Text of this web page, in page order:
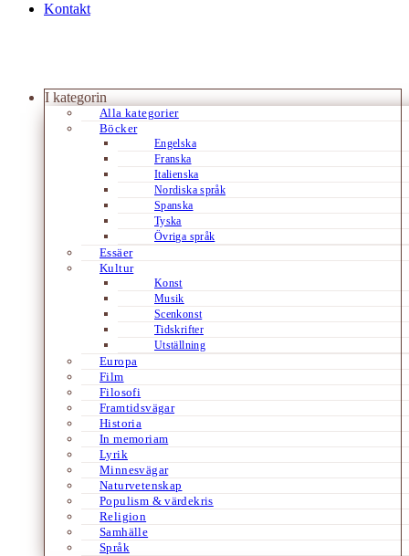
Kontakt
I kategorin
Alla kategorier
Böcker
Engelska
Franska
Italienska
Nordiska språk
Spanska
Tyska
Övriga språk
Essäer
Kultur
Konst
Musik
Scenkonst
Tidskrifter
Utställning
Europa
Film
Filosofi
Framtidsvägar
Historia
In memoriam
Lyrik
Minnesvägar
Naturvetenskap
Populism & värdekris
Religion
Samhälle
Språk